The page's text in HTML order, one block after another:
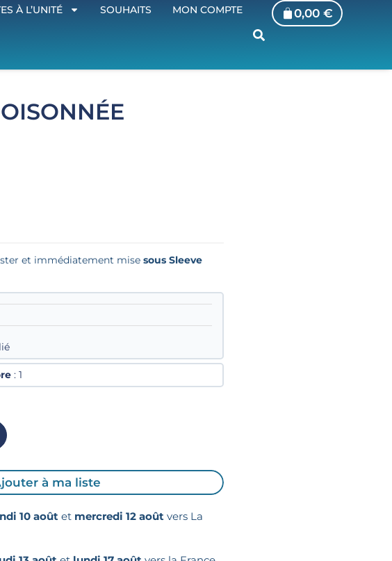
À L’UNITÉ SOUHAITS MON COMPTE 0,00€
et immédiatement misesous Sleeve
: 1
à ma liste
10 août et mercredi 12 août vers La